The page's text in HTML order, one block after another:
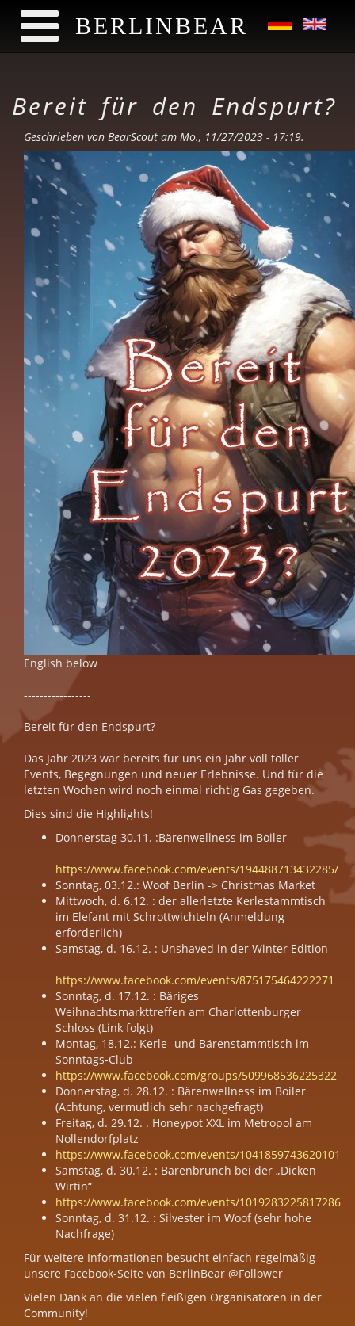
BERLINBEAR
Bereit für den Endspurt?
Geschrieben von BearScout am Mo., 11/27/2023 - 17:19.
English below
-----------------
Bereit für den Endspurt?
Das Jahr 2023 war bereits für uns ein Jahr voll toller
Events, Begegnungen und neuer Erlebnisse. Und für die
letzten Wochen wird noch einmal richtig Gas gegeben.
Dies sind die Highlights!
Donnerstag 30.11. :Bärenwellness im Boiler
https://www.facebook.com/events/194488713432285/
Sonntag, 03.12.: Woof Berlin -> Christmas Market
Mittwoch, d. 6.12. : der allerletzte Kerlestammtisch
im Elefant mit Schrottwichteln (Anmeldung
erforderlich)
Samstag, d. 16.12. : Unshaved in der Winter Edition
https://www.facebook.com/events/875175464222271
Sonntag, d. 17.12. : Bäriges
Weihnachtsmarkttreffen am Charlottenburger
Schloss (Link folgt)
Montag, 18.12.: Kerle- und Bärenstammtisch im
Sonntags-Club
https://www.facebook.com/groups/509968536225322
Donnerstag, d. 28.12. : Bärenwellness im Boiler
(Achtung, vermutlich sehr nachgefragt)
Freitag, d. 29.12. . Honeypot XXL im Metropol am
Nollendorfplatz
https://www.facebook.com/events/1041859743620101
Samstag, d. 30.12. : Bärenbrunch bei der „Dicken
Wirtin“
https://www.facebook.com/events/1019283225817286
Sonntag, d. 31.12. : Silvester im Woof (sehr hohe
Nachfrage)
Für weitere Informationen besucht einfach regelmäßig
unsere Facebook-Seite von BerlinBear @Follower
Vielen Dank an die vielen fleißigen Organisatoren in der
Community!